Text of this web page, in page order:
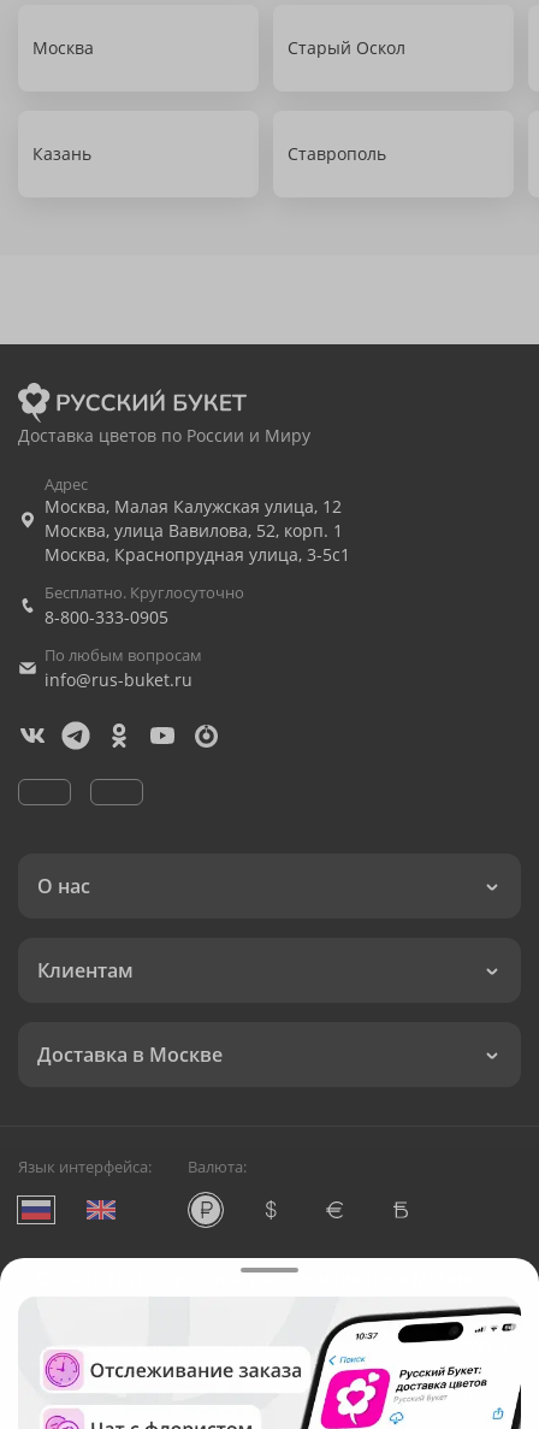
Москва Старый Оскол
Казань Ставрополь
Доставка цветов по России и Миру
Адрес
Москва, Малая Калужская улица, 12
Москва, улица Вавилова, 52, корп. 1
Москва, Краснопрудная улица, 3-5с1
Бесплатно. Круглосуточно
8-800-333-0905
По любым вопросам
info@rus-buket.ru
О нас
Клиентам
Доставка в Москве
Язык интерфейса: Валюта:
Служба круглосуточной доставки цветов в Москве
Русский Букет, 2026
Общество с ограниченной ответственностью «Технология»
ОГРН: 1195476081745, ИНН: 5410081997
Юридический адрес: г. Новосибирск, ул. Ипподромская,
д.42, оф. 3